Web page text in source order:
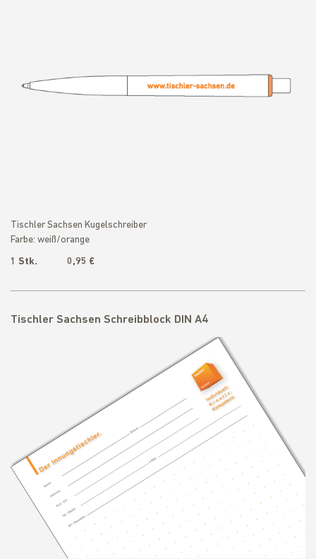
Tischler Sachsen Kugelschreiber
Farbe: weiß/orange
1 Stk. 0,95 €
Tischler Sachsen Schreibblock DIN A4